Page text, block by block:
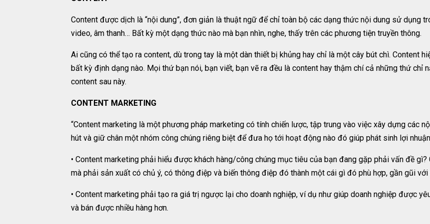
Content được dịch là “nội dung”, đơn giản là thuật ngữ để chỉ toàn bộ các dạng thức nội dung sử dụng
video, âm thanh… Bất kỳ một dạng thức nào mà bạn nhìn, nghe, thấy trên các phương tiện truyền thông.
Ai cũng có thể tạo ra content, dù trong tay là một dàn thiết bị khủng hay chỉ là một cây bút chì. Content
bất kỳ định dạng nào. Mọi thứ bạn nói, bạn viết, bạn vẽ ra đều là content hay thậm chí cả những thứ chỉ
content sau này.
CONTENT MARKETING
“Content marketing là một phương pháp marketing có tính chiến lược, tập trung vào việc xây dựng các
hút và giữ chân một nhóm công chúng riêng biệt để đưa họ tới hoạt động nào đó giúp phát sinh lợi
• Content marketing phải hiểu được khách hàng/công chúng mục tiêu của bạn đang gặp phải vấn đề
mà phải sản xuất có chủ ý, có thông điệp và biến thông điệp đó thành một cái gì đó phù hợp, gần gũi
• Content marketing phải tạo ra giá trị ngược lại cho doanh nghiệp, ví dụ như giúp doanh nghiệp được
và bán được nhiều hàng hơn.